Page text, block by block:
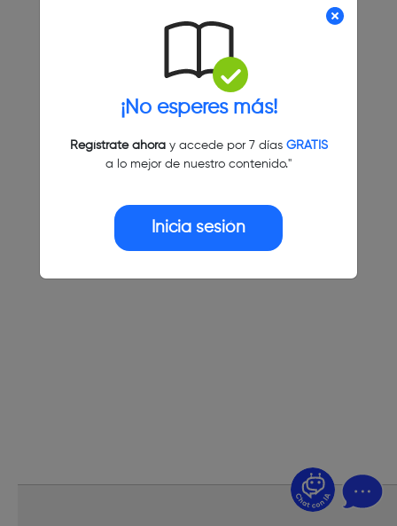
¡No esperes más!
Regístrate ahoray accede por 7 días GRATIS
a lo mejor de nuestro contenido."
Inicia sesión